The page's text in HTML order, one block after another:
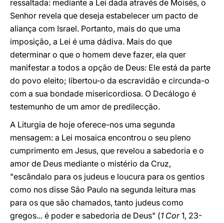
ressaltada: mediante a Lei dada através de Moisés, o
Senhor revela que deseja estabelecer um pacto de
aliança com Israel. Portanto, mais do que uma
imposição, a Lei é uma dádiva. Mais do que
determinar o que o homem deve fazer, ela quer
manifestar a todos a opção de Deus: Ele está da parte
do povo eleito; libertou-o da escravidão e circunda-o
com a sua bondade misericordiosa. O Decálogo é
testemunho de um amor de predilecção.
A Liturgia de hoje oferece-nos uma segunda
mensagem: a Lei mosaica encontrou o seu pleno
cumprimento em Jesus, que revelou a sabedoria e o
amor de Deus mediante o mistério da Cruz,
"escândalo para os judeus e loucura para os gentios
como nos disse São Paulo na segunda leitura mas
para os que são chamados, tanto judeus como
gregos... é poder e sabedoria de Deus" (1 Cor1, 23-